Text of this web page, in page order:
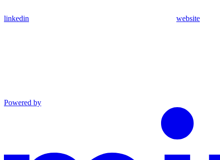
linkedin website
Powered by